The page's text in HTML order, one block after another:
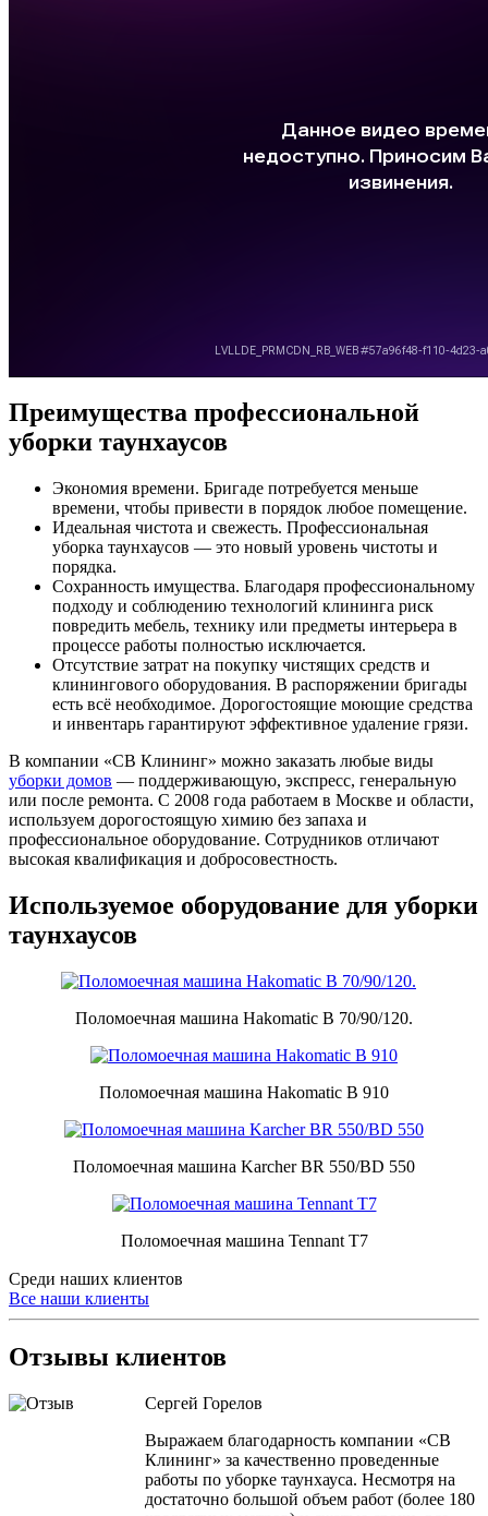
Преимущества профессиональной
уборки таунхаусов
Экономия времени. Бригаде потребуется меньше
времени, чтобы привести в порядок любое помещение.
Идеальная чистота и свежесть. Профессиональная
уборка таунхаусов — это новый уровень чистоты и
порядка.
Сохранность имущества. Благодаря профессиональному
подходу и соблюдению технологий клининга риск
повредить мебель, технику или предметы интерьера в
процессе работы полностью исключается.
Отсутствие затрат на покупку чистящих средств и
клинингового оборудования. В распоряжении бригады
есть всё необходимое. Дорогостоящие моющие средства
и инвентарь гарантируют эффективное удаление грязи.
В компании «СВ Клининг» можно заказать любые виды
уборки домов — поддерживающую, экспресс, генеральную
или после ремонта. С 2008 года работаем в Москве и области,
используем дорогостоящую химию без запаха и
профессиональное оборудование. Сотрудников отличают
высокая квалификация и добросовестность.
Используемое оборудование для уборки
таунхаусов
Поломоечная машина Hakomatic B 70/90/120.
Поломоечная машина Hakomatic B 910
Поломоечная машина Karcher BR 550/BD 550
Поломоечная машина Tennant Т7
Среди наших клиентов
Все наши клиенты
Отзывы клиентов
Сергей Горелов
Выражаем благодарность компании «СВ
Клининг» за качественно проведенные
работы по уборке таунхауса. Несмотря на
достаточно большой объем работ (более 180